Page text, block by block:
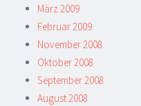
März 2009
Februar 2009
November 2008
Oktober 2008
September 2008
August 2008